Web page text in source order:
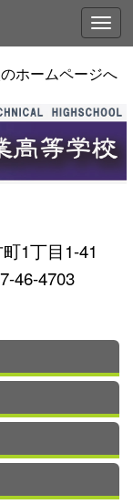
ホームページへ
1丁目1-41
46-4703